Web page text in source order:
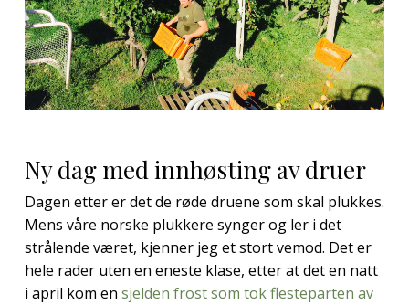
Ny dag med innhøsting av druer
Dagen etter er det de røde druene som skal plukkes.
Mens våre norske plukkere synger og ler i det
strålende været, kjenner jeg et stort vemod. Det er
hele rader uten en eneste klase, etter at det en natt
i april kom en sjelden frost som tok flesteparten av